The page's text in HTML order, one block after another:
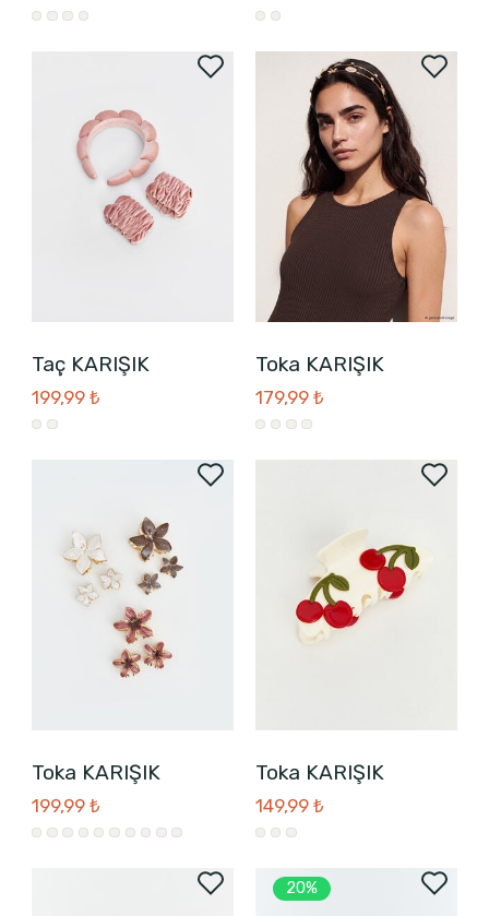
Taç KARIŞIK
199,99 ₺
Toka KARIŞIK
179,99 ₺
Toka KARIŞIK
199,99 ₺
Toka KARIŞIK
149,99 ₺
20%